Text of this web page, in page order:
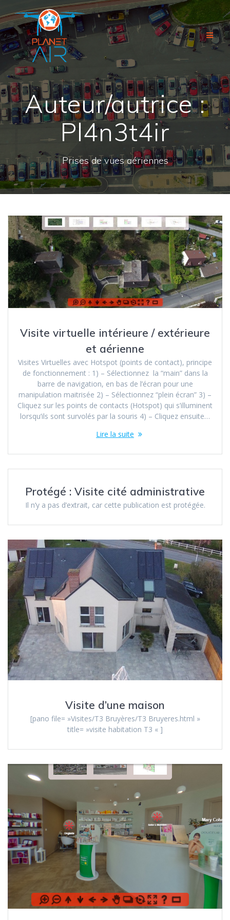
Passer
au
contenu
Auteur/autrice :
Pl4n3t4ir
Prises de vues aériennes
Visite virtuelle intérieure / extérieure
et aérienne
Visites Virtuelles avec Hotspot (points de contact), principe
de fonctionnement : 1) – Sélectionnez la “main” dans la
barre de navigation, en bas de l’écran pour une
manipulation maitrisée 2) – Sélectionnez “plein écran” 3) –
Cliquez sur les points de contacts (Hotspot) qui s’illuminent
lorsqu’ils sont survolés par la souris 4) – Cliquez ensuite…
Lire la suite
Protégé : Visite cité administrative
Il n’y a pas d’extrait, car cette publication est protégée.
Visite d’une maison
[pano file= »Visites/T3 Bruyères/T3 Bruyeres.html »
title= »visite habitation T3 « ]